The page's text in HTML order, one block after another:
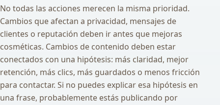
No todas las acciones merecen la misma prioridad.
Cambios que afectan a privacidad, mensajes de
clientes o reputación deben ir antes que mejoras
cosméticas. Cambios de contenido deben estar
conectados con una hipótesis: más claridad, mejor
retención, más clics, más guardados o menos fricción
para contactar. Si no puedes explicar esa hipótesis en
una frase, probablemente estás publicando por